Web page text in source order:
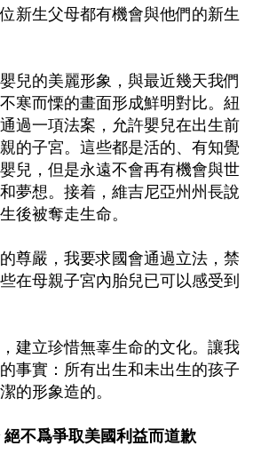
新生父母都有機會與他們的新生
兒的美麗形象，與最近幾天我們
寒而慄的畫面形成鮮明對比。紐
過一項法案，允許嬰兒在出生前
的子宮。這些都是活的、有知覺
兒，但是永遠不會再有機會與世
夢想。接着，維吉尼亞州州長說
後被奪走生命。
尊嚴，我要求國會通過立法，禁
在母親子宮內胎兒已可以感受到
建立珍惜無辜生命的文化。讓我
事實：所有出生和未出生的孩子
的形象造的。
不爲爭取美國利益而道歉